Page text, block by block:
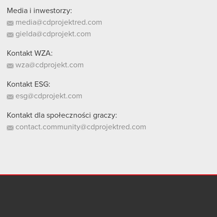
Media i inwestorzy:
media@cdprojektred.com
gielda@cdprojekt.com
Kontakt WZA:
wza@cdprojekt.com
Kontakt ESG:
esg@cdprojekt.com
Kontakt dla społeczności graczy:
contact.community@cdprojektred.com